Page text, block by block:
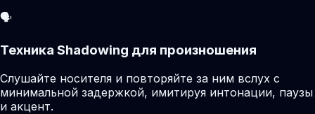
🗣️
Техника Shadowing для произношения
Слушайте носителя и повторяйте за ним вслух с
минимальной задержкой, имитируя интонации, паузы
и акцент.